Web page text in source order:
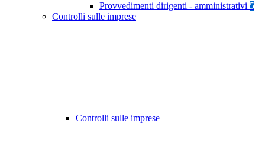
Provvedimenti dirigenti - amministrativi 5
Controlli sulle imprese
Controlli sulle imprese